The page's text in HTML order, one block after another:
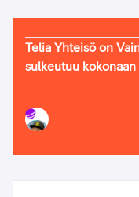
Telia Yhteisö on
sulkeutuu kokonaan